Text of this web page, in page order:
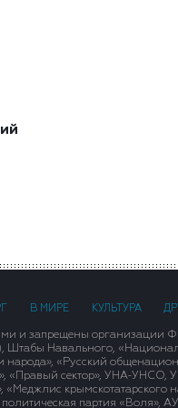
В МИРЕ КУЛЬТУРА
и запрещены организации
Штабы Навального,
народа», «Русский
«Правый сектор», УНА-УНСО,
крымскотатарского
политическая партия «Воля»,